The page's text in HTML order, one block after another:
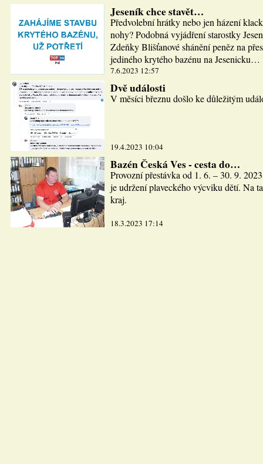
Jeseník chce stavět…
Předvolební hrátky nebo jen házení
nohy? Podobná vyjádření starostky
Zdeňky Blišťanové shánění peněz na
jediného krytého bazénu na Jesenicku…
7.6.2023 12:57
Dvě události
V měsíci březnu došlo ke důležitým
19.4.2023 10:04
Bazén Česká Ves - cesta do…
Provozní přestávka od 1. 6. – 30. 9.
je udržení plaveckého výcviku dětí. Na
kraj.
18.3.2023 17:14